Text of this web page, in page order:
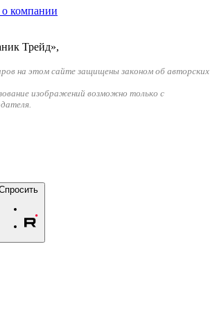
компании
Трейд»,
на этом сайте защищены законом об авторских
изображений возможно только с